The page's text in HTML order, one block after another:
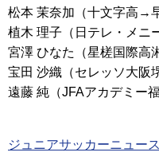
松本 茉奈加（十文字高→
植木 理子（日テレ・メニ
宮澤 ひなた（星槎国際高
宝田 沙織（セレッソ大阪
遠藤 純（JFAアカデミー福
ジュニアサッカーニュー